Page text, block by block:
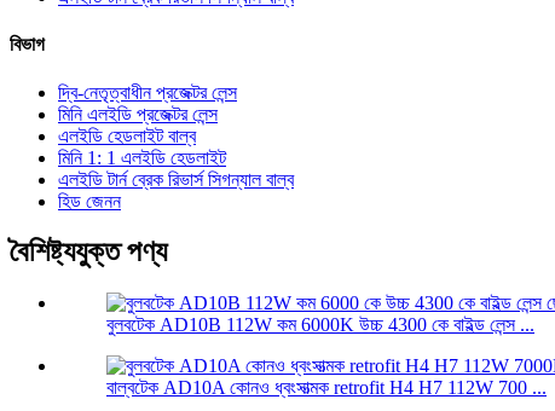
বিভাগ
দ্বি-নেতৃত্বাধীন প্রজেক্টর লেন্স
মিনি এলইডি প্রজেক্টর লেন্স
এলইডি হেডলাইট বাল্ব
মিনি 1: 1 এলইডি হেডলাইট
এলইডি টার্ন ব্রেক রিভার্স সিগন্যাল বাল্ব
হিড জেনন
বৈশিষ্ট্যযুক্ত পণ্য
বুলবটেক AD10B 112W কম 6000K উচ্চ 4300 কে বাইল্ড লেন্স ...
বাল্বটেক AD10A কোনও ধ্বংসাত্মক retrofit H4 H7 112W 700 ...